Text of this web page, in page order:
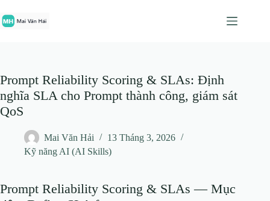
đến
phần
Prompt Reliability Scoring & SLAs: Định
nghĩa SLA cho Prompt thành công, giám sát
QoS
Mai Văn Hải
13 Tháng 3, 2026
Kỹ năng AI (AI Skills)
Prompt Reliability Scoring & SLAs — Mục